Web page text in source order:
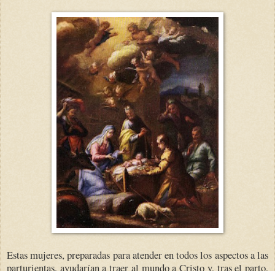
Estas mujeres, preparadas para atender en todos los aspectos a las
parturientas, ayudarían a traer al mundo a Cristo y, tras el parto,